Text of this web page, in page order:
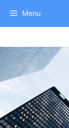
로
건
너
Menu